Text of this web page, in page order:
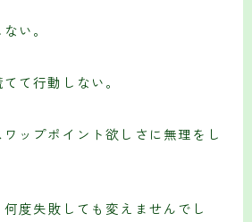
い。
て行動しない。
ップポイント欲しさに無理をし
度失敗しても変えませんでし